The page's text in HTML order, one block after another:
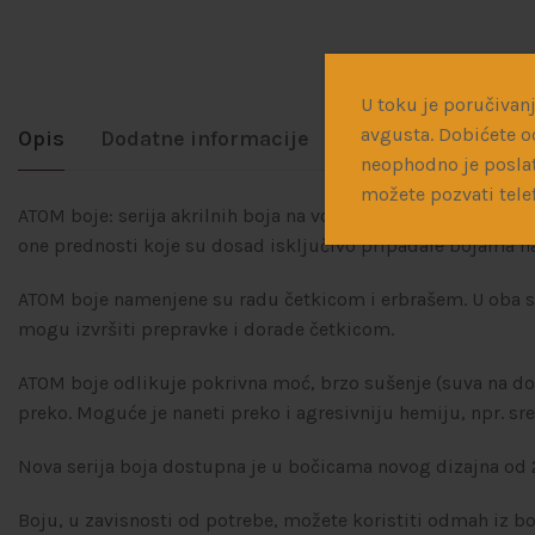
U toku je
avgusta. Dobićete
neophodno je
možete pozvati
Opis Dodatne informacije Dostava
ATOM boje: serija akrilnih boja na vodenoj osnovi sa
one prednosti koje su dosad isključivo pripadale bojama
ATOM boje namenjene su radu četkicom i erbrašem. U
mogu izvršiti prepravke i dorade četkicom.
ATOM boje odlikuje pokrivna moć, brzo sušenje (suva na
preko. Moguće je naneti preko i agresivniju hemiju, npr.
Nova serija boja dostupna je u bočicama novog dizajna
Boju, u zavisnosti od potrebe, možete koristiti odmah iz